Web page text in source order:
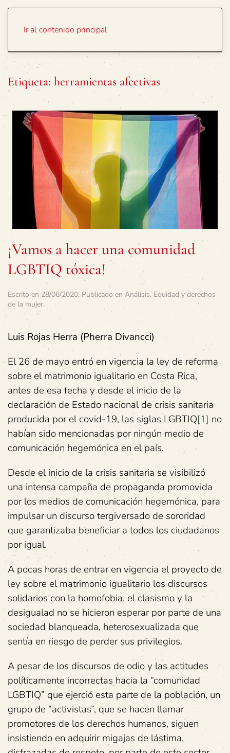
Ir al contenido principal
Etiqueta: herramientas afectivas
¡Vamos a hacer una comunidad
LGBTIQ tóxica!
Escrito en 28/06/2020. Publicado en Análisis, Equidad y derechos
de la mujer.
Luis Rojas Herra (Pherra Divancci)
El 26 de mayo entró en vigencia la ley de reforma
sobre el matrimonio igualitario en Costa Rica,
antes de esa fecha y desde el inicio de la
declaración de Estado nacional de crisis sanitaria
producida por el covid-19, las siglas LGBTIQ[1] no
habían sido mencionadas por ningún medio de
comunicación hegemónica en el país.
Desde el inicio de la crisis sanitaria se visibilizó
una intensa campaña de propaganda promovida
por los medios de comunicación hegemónica, para
impulsar un discurso tergiversado de sororidad
que garantizaba beneficiar a todos los ciudadanos
por igual.
A pocas horas de entrar en vigencia el proyecto de
ley sobre el matrimonio igualitario los discursos
solidarios con la homofobia, el clasismo y la
desigualad no se hicieron esperar por parte de una
sociedad blanqueada, heterosexualizada que
sentía en riesgo de perder sus privilegios.
A pesar de los discursos de odio y las actitudes
políticamente incorrectas hacia la “comunidad
LGBTIQ” que ejerció esta parte de la población, un
grupo de “activistas”, que se hacen llamar
promotores de los derechos humanos, siguen
insistiendo en adquirir migajas de lástima,